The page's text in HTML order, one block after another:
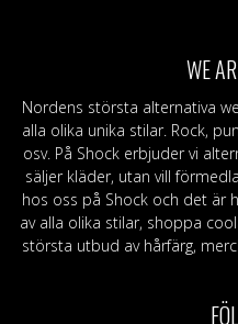
WE
Nordens största alternativa
alla olika unika stilar. Rock,
osv. På Shock erbjuder vi
säljer kläder, utan vill
hos oss på Shock och det är
av alla olika stilar, shoppa
största utbud av hårfärg,